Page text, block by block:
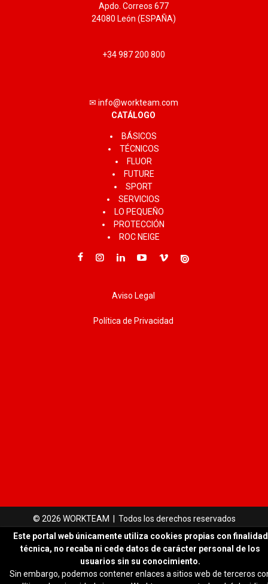
Apdo. Correos 677
24080 León (ESPAÑA)
+34 987 200 800
✉ info@workteam.com
CATÁLOGO
BÁSICOS
TÉCNICOS
FLUOR
FUTURE
SPORT
SERVICIOS
LO PEQUEÑO
PROTECCIÓN
ROC NEIGE
Aviso Legal
Política de Privacidad
© 2026 WORKTEAM | Todos los derechos reservados
Este portal web únicamente utiliza cookies propias con finalidad
técnica, no recaba ni cede datos de carácter personal de los
usuarios sin su conocimiento.
Sin embargo, podemos contener enlaces a sitios web de terceros